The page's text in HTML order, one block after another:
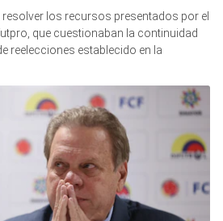
resolver los recursos presentados por el
que cuestionaban la continuidad
reelecciones establecido en la